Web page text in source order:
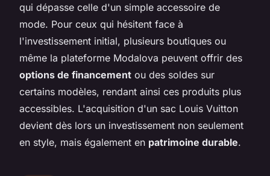
qui dépasse celle d'un simple accessoire de
mode. Pour ceux qui hésitent face à
l'investissement initial, plusieurs boutiques ou
même la plateforme Modalova peuvent offrir des
options de financement ou des soldes sur
certains modèles, rendant ainsi ces produits plus
accessibles. L'acquisition d'un sac Louis Vuitton
devient dès lors un investissement non seulement
en style, mais également en patrimoine durable.